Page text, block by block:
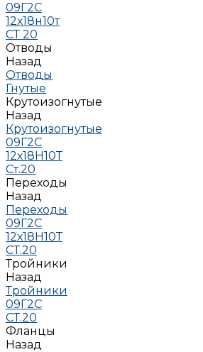
09Г2С
12х18н10т
СТ 20
Отводы
Назад
Отводы
Гнутые
Крутоизогнутые
Назад
Крутоизогнутые
09Г2С
12х18Н10Т
Ст.20
Переходы
Назад
Переходы
09Г2С
12х18Н10Т
СТ.20
Тройники
Назад
Тройники
09Г2С
СТ.20
Фланцы
Назад